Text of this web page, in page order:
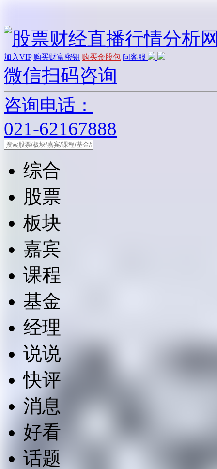
加入VIP 购买财富密钥 购买金股包 问客服
微信扫码咨询
咨询电话：
021-62167888
综合
股票
板块
嘉宾
课程
基金
经理
说说
快评
消息
好看
话题